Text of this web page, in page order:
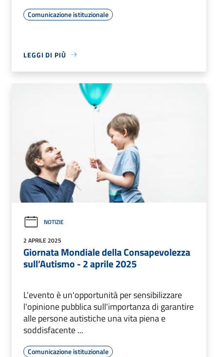
Comunicazione istituzionale
LEGGI DI PIÙ
NOTIZIE
2 APRILE 2025
Giornata Mondiale della Consapevolezza
sull’Autismo - 2 aprile 2025
L'evento è un'opportunità per sensibilizzare
l'opinione pubblica sull'importanza di garantire
alle persone autistiche una vita piena e
soddisfacente ...
Comunicazione istituzionale